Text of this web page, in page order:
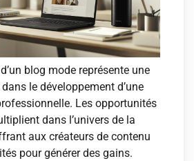
blog mode représente une
le développement d’une
Les opportunités
dans l’univers de la
aux créateurs de contenu
pour générer des gains.